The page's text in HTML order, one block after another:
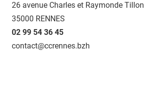
26 avenue Charles et Raymonde Tillon
35000 RENNES
02 99 54 36 45
contact@ccrennes.bzh